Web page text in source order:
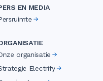
EN MEDIA
organisatie
Electrify